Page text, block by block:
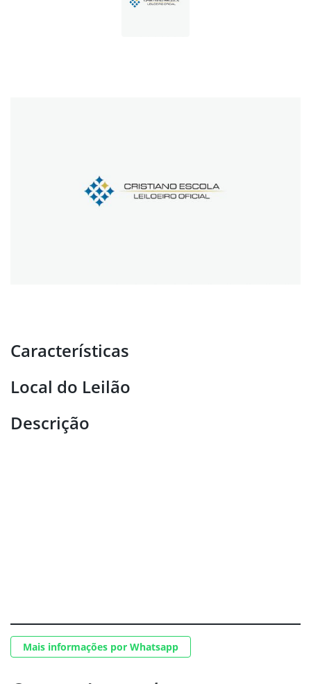
Características
Local do Leilão
Descrição
Mais informações por Whatsapp